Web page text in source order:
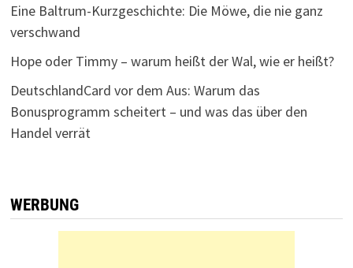
Eine Baltrum-Kurzgeschichte: Die Möwe, die nie ganz
verschwand
Hope oder Timmy – warum heißt der Wal, wie er heißt?
DeutschlandCard vor dem Aus: Warum das
Bonusprogramm scheitert – und was das über den
Handel verrät
WERBUNG